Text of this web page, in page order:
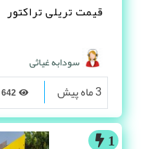
قیمت تریلی تراکتور
سودابه غیاثی
3 ماه پیش
1